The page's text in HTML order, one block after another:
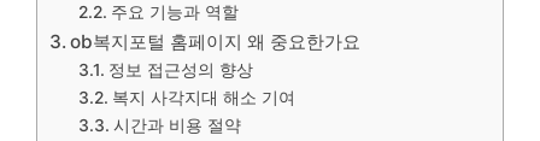
주요 기능과 역할
ob복지포털 홈페이지 왜 중요한가요
정보 접근성의 향상
복지 사각지대 해소 기여
시간과 비용 절약